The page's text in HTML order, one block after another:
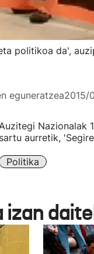
politikoa da',
eguneratzea2015/
Nazionalak
sartu aurretik,
Politika